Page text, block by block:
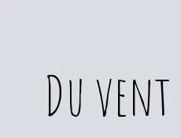
Du